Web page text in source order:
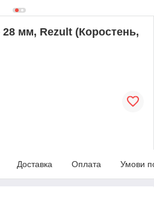
мм, Rezult (Коростень,
Доставка Оплата Умови